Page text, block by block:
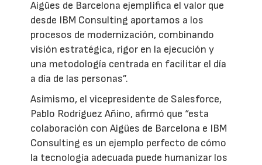
Aigües de Barcelona ejemplifica el valor que
desde IBM Consulting aportamos a los
procesos de modernización, combinando
visión estratégica, rigor en la ejecución y
una metodología centrada en facilitar el día
a día de las personas”.
Asimismo, el vicepresidente de Salesforce,
Pablo Rodríguez Añino, afirmó que “esta
colaboración con Aigües de Barcelona e IBM
Consulting es un ejemplo perfecto de cómo
la tecnología adecuada puede humanizar los